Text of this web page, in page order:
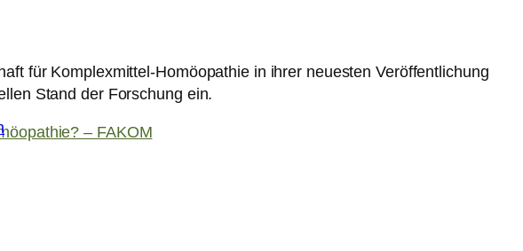
für Komplexmittel-Homöopathie in ihrer neuesten Veröffentlichung
Stand der Forschung ein.
– FAKOM